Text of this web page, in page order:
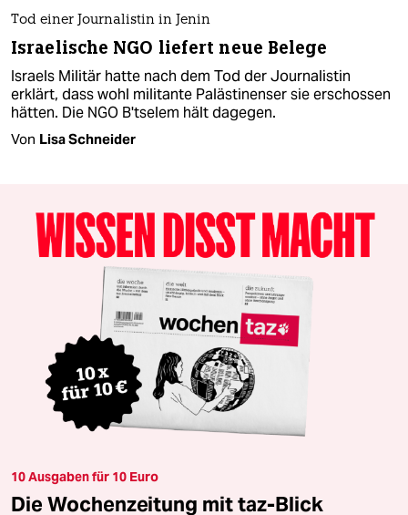
Tod einer Journalistin in Jenin
Israelische NGO liefert neue Belege
Israels Militär hatte nach dem Tod der Journalistin
erklärt, dass wohl militante Palästinenser sie erschossen
hätten. Die NGO B'tselem hält dagegen.
Von Lisa Schneider
10 Ausgaben für 10 Euro
Die Wochenzeitung mit taz-Blick